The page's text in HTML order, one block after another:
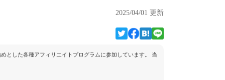
2025/04/01 更新
とした各種アフィリエイトプログラムに参加しています。 当